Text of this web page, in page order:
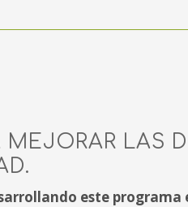
MEJORAR LAS
este